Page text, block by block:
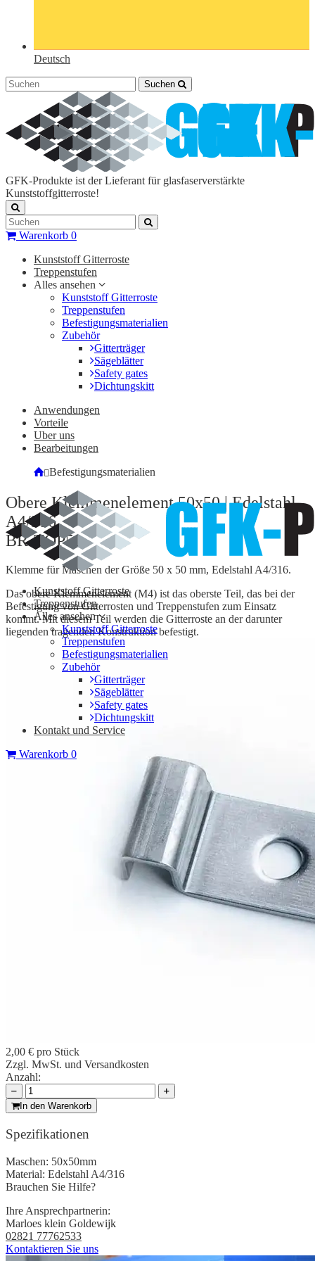
Deutsch
Suchen
GFK-Produkte ist der Lieferant für glasfaserverstärkte
Kunststoffgitterroste!
Warenkorb 0
Kunststoff Gitterroste
Treppenstufen
Alles ansehen
Kunststoff Gitterroste
Treppenstufen
Befestigungsmaterialien
Zubehör
Gitterträger
Sägeblätter
Safety gates
Dichtungskitt
Anwendungen
Vorteile
Uber uns
Bearbeitungen
Befestigungsmaterialien
Kunststoff Gitterroste
Treppenstufen
Alles ansehen
Kunststoff Gitterroste
Treppenstufen
Befestigungsmaterialien
Zubehör
Gitterträger
Sägeblätter
Safety gates
Dichtungskitt
Kontakt und Service
Warenkorb 0
Obere Klemmenelement 50x50 | Edelstahl
A4/316
BR-TOP50
Klemme für Maschen der Größe 50 x 50 mm, Edelstahl A4/316.
Das obere Klemmenelement (M4) ist das oberste Teil, das bei der
Befestigung von Gitterrosten und Treppenstufen zum Einsatz
kommt. Mit diesem Teil werden die Gitterroste an der darunter
liegenden tragenden Konstruktion befestigt.
2,00 € pro Stück
Zzgl. MwSt. und Versandkosten
Anzahl:
In den Warenkorb
Spezifikationen
Maschen: 50x50mm
Material: Edelstahl A4/316
Brauchen Sie Hilfe?
Ihre Ansprechpartnerin:
Marloes klein Goldewijk
02821 77762533
Kontaktieren Sie uns